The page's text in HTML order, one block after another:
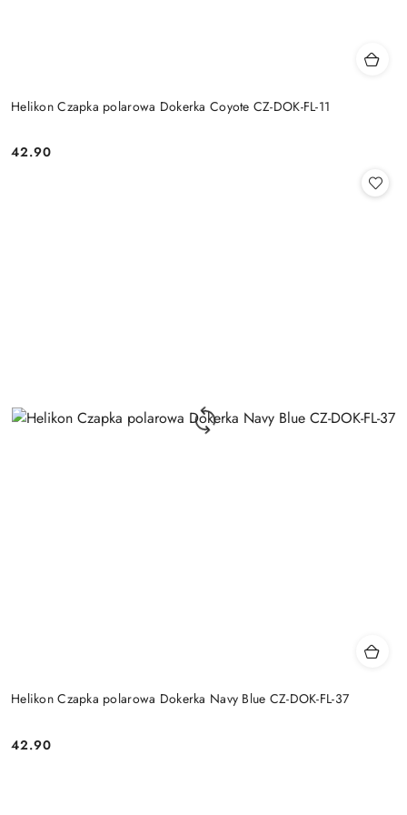
Helikon Czapka polarowa Dokerka Coyote CZ-DOK-FL-11
Cena:
42.90
Helikon Czapka polarowa Dokerka Navy Blue CZ-DOK-FL-37
Cena:
42.90